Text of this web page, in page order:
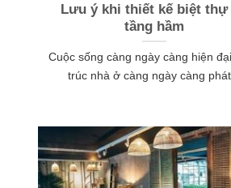
Lưu ý khi thiết kế biệt thự
tầng hầm
Cuộc sống càng ngày càng hiện
trúc nhà ở càng ngày càng